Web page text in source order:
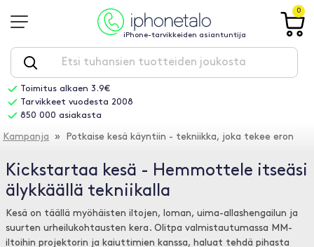
iPhone-tarvikkeiden asiantuntija
0
Toimitus alkaen 3.9€
Tarvikkeet vuodesta 2008
850 000 asiakasta
Kampanja » Potkaise kesä käyntiin - tekniikka, joka tekee eron
Kickstartaa kesä - Hemmottele itseäsi
älykkäällä tekniikalla
Kesä on täällä myöhäisten iltojen, loman, uima-allashengailun ja
suurten urheilukohtausten kera. Olitpa valmistautumassa MM-
iltoihin projektorin ja kaiuttimien kanssa, haluat tehdä pihasta